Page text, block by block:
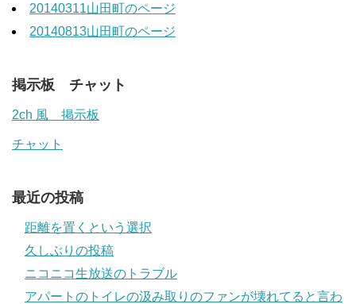
20140311山田町のページ
20140813山田町のページ
掲示板 チャット
2ch 風 掲示板
チャット
最近の投稿
距離を置くという選択
久しぶりの投稿
ニコニコ生放送のトラブル
アパートのトイレの汲み取りのファンが壊れてると言わ